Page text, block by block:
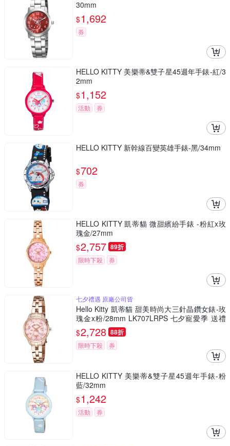
30mm
$1,692
券
HELLO KITTY 美樂蒂&雙子星45週年手錶-紅/3
2mm
$1,152
活動 券
HELLO KITTY 新幹線百變英雄手錶-黑/34mm
$702
券
HELLO KITTY 凱蒂貓 微甜繽紛手錶 -粉紅x玫
瑰金/27mm
$2,757 89折
限時下殺 券
七夕禮遇 原廠公司貨
Hello Kitty 凱蒂貓 甜美時尚大三針晶鑽女錶-玫
瑰金x粉/28mm LK707LRPS 七夕寵愛季 送禮
推薦
$2,728 88折
限時下殺 券
HELLO KITTY 美樂蒂&雙子星45週年手錶-粉
藍/32mm
$1,242
活動 券